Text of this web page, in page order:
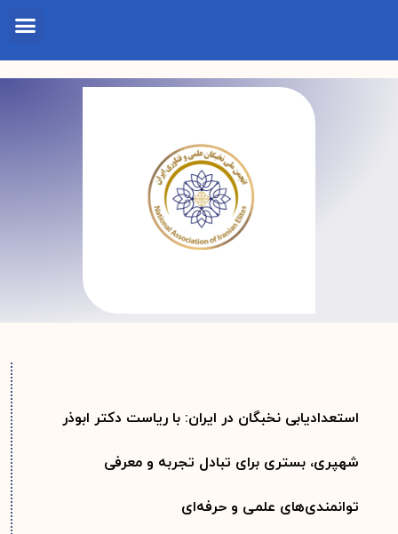
استعدادیابی نخبگان در ایران: با رياست دكتر ابوذر
شهپری، بستری برای تبادل تجربه و معرفی
توانمندی‌های علمی و حرفه‌ای